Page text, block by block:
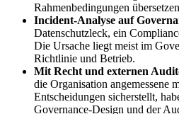
Rahmenbedingungen
Incident-Analyse auf
Datenschutzleck, ein
Die Ursache liegt meist im
Richtlinie und Betrieb.
Mit Recht und externen
die Organisation angemessene
Entscheidungen sicherstellt,
Governance-Design und der